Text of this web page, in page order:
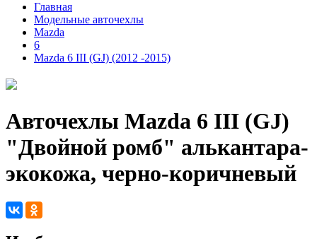
Главная
Модельные авточехлы
Mazda
6
Mazda 6 III (GJ) (2012 -2015)
Авточехлы Mazda 6 III (GJ)
"Двойной ромб" алькантара-
экокожа, черно-коричневый